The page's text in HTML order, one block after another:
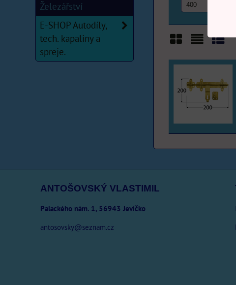
MřížkaSeznam
Železářství
E-SHOP Autodíly,
tech. kapaliny a
spreje.
ANTOŠOVSKÝ VLASTIMIL
Palackého nám. 1, 56943 Jevíčko
antosovsky@seznam.cz